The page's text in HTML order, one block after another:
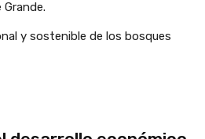
y sostenible de los bosques